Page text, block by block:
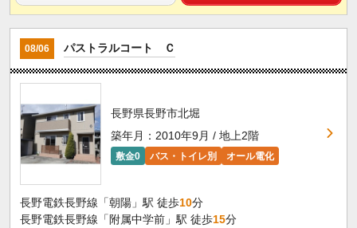
08/06 パストラルコート Ｃ
長野県長野市北堀
築年月：2010年9月 / 地上2階
敷金0 バス・トイレ別 オール電化
長野電鉄長野線「朝陽」駅 徒歩10分
長野電鉄長野線「附属中学前」駅 徒歩15分